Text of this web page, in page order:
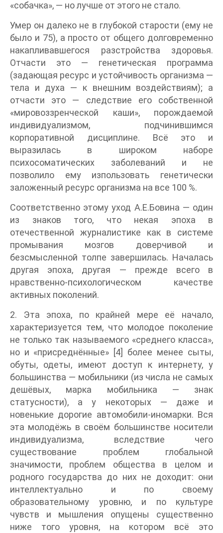
«собачка», — но лучше от этого не стало.
Умер он далеко не в глубокой старости (ему не
было и 75), а просто от общего долговременно
накапливавшегося разстройства здоровья.
Отчасти это — генетическая программа
(задающая ресурс и устойчивость организма —
тела и духа — к внешним воздействиям); а
отчасти это — следствие его собственной
«мировоззренческой каши», порождаемой
индивидуализмом, подчинившимся
корпоративной дисциплине. Всё это и
выразилась в широком наборе
психосоматических заболеваний и не
позволило ему изпользовать генетически
заложенный ресурс организма на все 100 %.
Соответственно этому уход А.Е.Бовина — один
из знаков того, что некая эпоха в
отечественной журналистике как в системе
промывания мозгов доверчивой и
безсмысленной толпе завершилась. Началась
другая эпоха, другая — прежде всего в
нравственно-психологическом качестве
активных поколений.
2. Эта эпоха, по крайней мере её начало,
характеризуется тем, что молодое поколение
не только так называемого «среднего класса»,
но и «присреднённые» [4] более менее сыты,
обуты, одеты, имеют доступ к интернету, у
большинства — мобильники (из числа не самых
дешёвых, марка мобильника — знак
статусности), а у некоторых — даже и
новенькие дорогие автомобили-иномарки. Вся
эта молодёжь в своём большинстве носители
индивидуализма, вследствие чего
существование проблем глобальной
значимости, проблем общества в целом и
родного государства до них не доходит: они
интеллектуально и по своему
образовательному уровню, и по культуре
чувств и мышления опущены существенно
ниже того уровня, на котором всё это